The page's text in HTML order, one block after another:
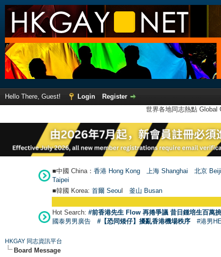
Hello There, Guest! Login
Register
世界各地同志熱點
■中國 China： 香港 Hong Kong 上海 Shanghai
北京
Taipei
■韓國 Korea: 首爾 Seoul 釜山 Busan
Hot Search: #前香港先生 Flow 再捲爭議 昔日鍾培生百萬
國泰男男廣告
#【恐同矮仔】擾亂香港機場秩序 #港男
HKGAY 同志資訊平台
Board Message